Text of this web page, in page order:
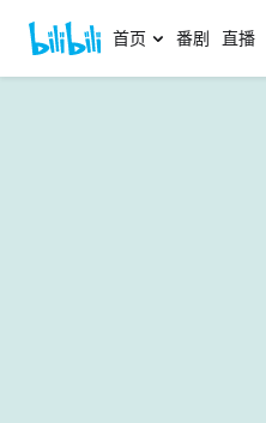
首页 番剧 直播